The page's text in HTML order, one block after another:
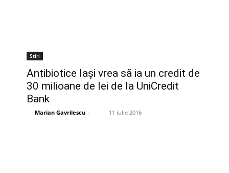
Stiri
Antibiotice Iaşi vrea să ia un credit de
30 milioane de lei de la UniCredit
Bank
Marian Gavrilescu - 11 iulie 2016